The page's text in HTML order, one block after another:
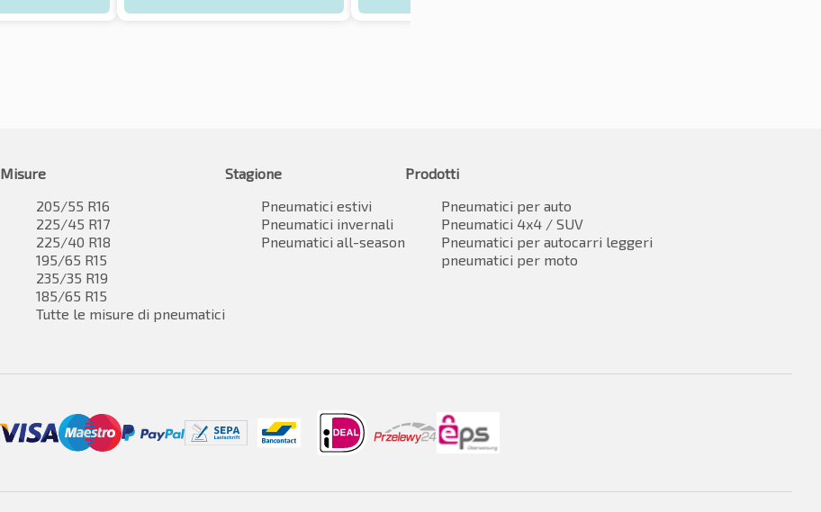
Misure
205/55 R16
225/45 R17
225/40 R18
195/65 R15
235/35 R19
185/65 R15
Tutte le misure di pneumatici
Stagione
Pneumatici estivi
Pneumatici invernali
Pneumatici all-season
Prodotti
Pneumatici per auto
Pneumatici 4x4 / SUV
Pneumatici per autocarri leggeri
pneumatici per moto